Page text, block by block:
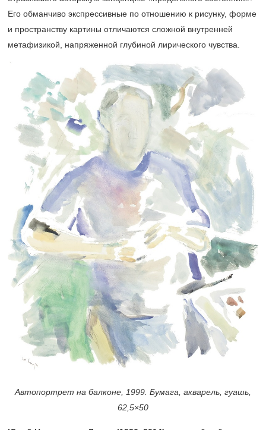
Его обманчиво экспрессивные по отношению к рисунку, форме
и пространству картины отличаются сложной внутренней
метафизикой, напряженной глубиной лирического чувства.
Автопортрет на балконе, 1999. Бумага, акварель, гуашь,
62,5×50